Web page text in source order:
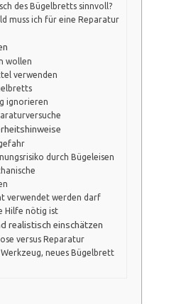
des Bügelbretts sinnvoll?
muss ich für eine Reparatur
wollen
verwenden
ignorieren
durch Bügeleisen
verwendet werden darf
Hilfe nötig ist
realistisch einschätzen
versus Reparatur
neues Bügelbrett